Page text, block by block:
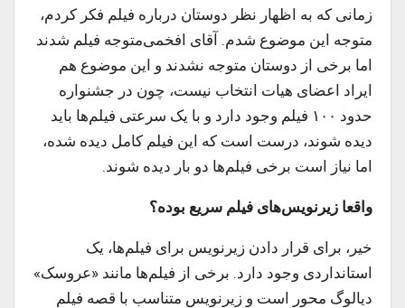
زمانی که به اظهار نظر دوستان درباره فیلم فکر کردم،
متوجه این موضوع شدم. آقای افخمی‌متوجه فیلم شدند
اما برخی از دوستان متوجه نشدند و این موضوع هم
ایراد اعضای هیات انتخاب نیست، چون در جشنواره
حدود ۱۰۰ فیلم وجود دارد و با یک سرعتی فیلم‌ها باید
دیده شوند، درست است که این فیلم کامل دیده شده،
اما نیاز است برخی فیلم‌ها دو بار دیده شوند.
واقعا زیرنویس‌های فیلم سریع بوده؟
خیر، برای قرار دادن زیرنویس برای فیلم‌ها، یک
استانداردی وجود دارد. برخی از فیلم‌ها مانند «عروسک»
دیالوگ محور است و زیرنویس‌ متناسب با قصه فیلم